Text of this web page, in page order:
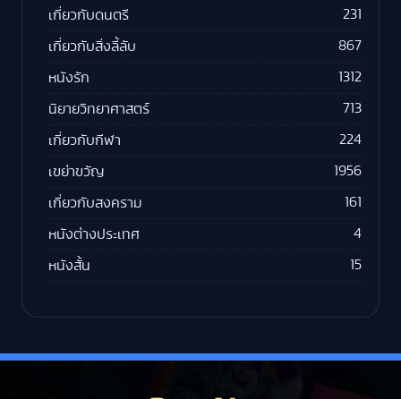
เกี่ยวกับดนตรี 231
เกี่ยวกับสิ่งลี้ลับ 867
หนังรัก 1312
นิยายวิทยาศาสตร์ 713
เกี่ยวกับกีฬา 224
เขย่าขวัญ 1956
เกี่ยวกับสงคราม 161
หนังต่างประเทศ 4
หนังสั้น 15